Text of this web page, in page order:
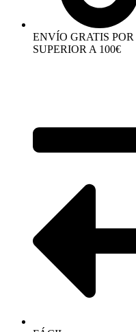
ENVÍO GRATIS
SUPERIOR A 100€